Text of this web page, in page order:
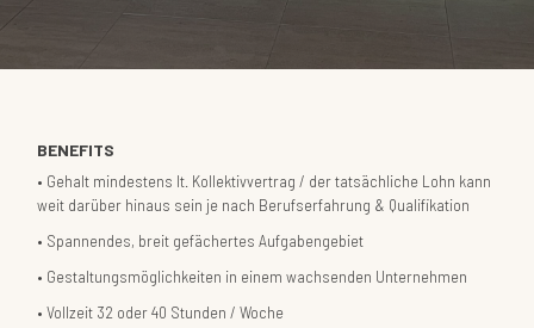
BENEFITS
Gehalt mindestens lt. Kollektivvertrag / der tatsächliche Lohn kann
weit darüber hinaus sein je nach Berufserfahrung & Qualifikation
Spannendes, breit gefächertes Aufgabengebiet
Gestaltungsmöglichkeiten in einem wachsenden Unternehmen
Vollzeit 32 oder 40 Stunden / Woche